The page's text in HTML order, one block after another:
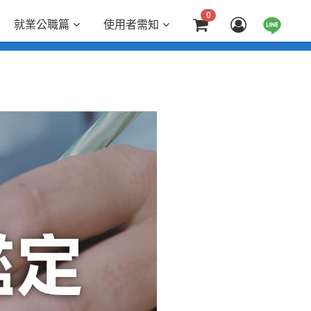
就業公職篇 使用者需知
0